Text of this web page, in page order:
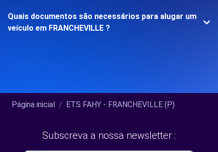
Quais documentos são necessários para alugar um
veículo em FRANCHEVILLE ?
Página inicial ETS FAHY - FRANCHEVILLE (P)
Subscreva a nossa newsletter :